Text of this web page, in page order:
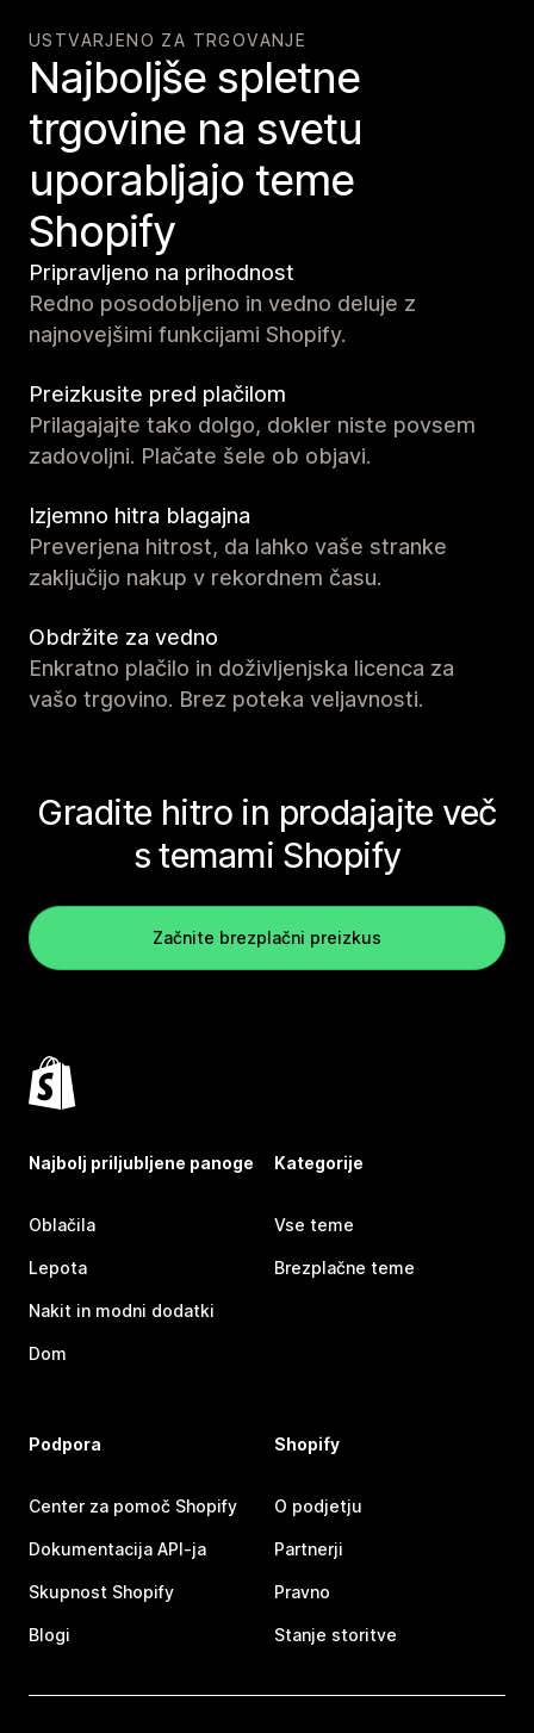
USTVARJENO ZA TRGOVANJE
Najboljše spletne
trgovine na svetu
uporabljajo teme
Shopify
Pripravljeno na prihodnost
Redno posodobljeno in vedno deluje z
najnovejšimi funkcijami Shopify.
Preizkusite pred plačilom
Prilagajajte tako dolgo, dokler niste povsem
zadovoljni. Plačate šele ob objavi.
Izjemno hitra blagajna
Preverjena hitrost, da lahko vaše stranke
zaključijo nakup v rekordnem času.
Obdržite za vedno
Enkratno plačilo in doživljenjska licenca za
vašo trgovino. Brez poteka veljavnosti.
Gradite hitro in prodajajte več
s temami Shopify
Začnite brezplačni preizkus
Najbolj priljubljene panoge
Oblačila
Lepota
Nakit in modni dodatki
Dom
Kategorije
Vse teme
Brezplačne teme
Podpora
Center za pomoč Shopify
Dokumentacija API-ja
Skupnost Shopify
Blogi
Shopify
O podjetju
Partnerji
Pravno
Stanje storitve